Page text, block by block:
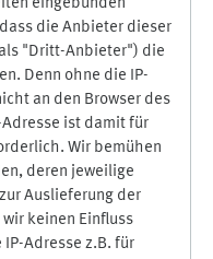
eingebunden
die Anbieter dieser
"Dritt-Anbieter") die
Denn ohne die IP-
an den Browser des
ist damit für
Wir bemühen
deren jeweilige
Auslieferung der
keinen Einfluss
Adresse z.B. für